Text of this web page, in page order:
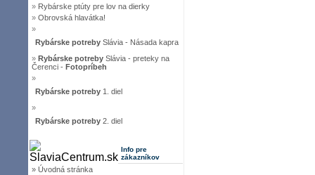
» Rybárske ptúty pre lov na dierky
» Obrovská hlavátka!
»
Rybárske potreby Slávia - Násada kapra
» Rybárske potreby Slávia - preteky na
Čerenci - Fotopríbeh
»
Rybárske potreby 1. diel
»
Rybárske potreby 2. diel
Info pre
zákazníkov
» Úvodná stránka